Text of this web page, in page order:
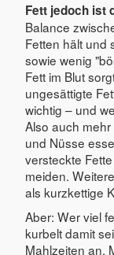
Fett jedoch ist
Balance
Fetten hält und
sowie wenig
Fett im Blut
ungesättigte
wichtig – und
Also auch
und Nüsse
versteckte
meiden.
als kurzkettige
Aber: Wer viel
kurbelt damit
Mahlzeiten an.